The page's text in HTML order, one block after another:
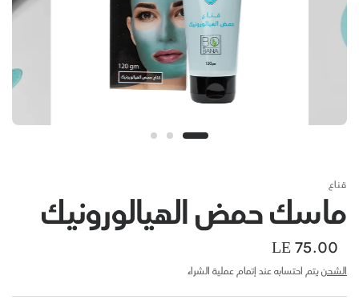
قناع
ماسك حمض الهيالورونيك
LE 75.00
الشحنيتم احتسابه عند إتمام عملية الشراء
بزيت جوز الهند
LE
شامبو بوبانا بزيت الثوم الأسود
LE 160.00
إضافة إلى سلة التسوق